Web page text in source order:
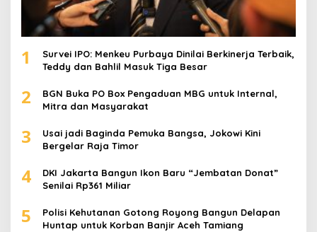
1
Survei IPO: Menkeu Purbaya Dinilai Berkinerja Terbaik,
Teddy dan Bahlil Masuk Tiga Besar
2
BGN Buka PO Box Pengaduan MBG untuk Internal,
Mitra dan Masyarakat
3
Usai jadi Baginda Pemuka Bangsa, Jokowi Kini
Bergelar Raja Timor
4
DKI Jakarta Bangun Ikon Baru “Jembatan Donat”
Senilai Rp361 Miliar
5
Polisi Kehutanan Gotong Royong Bangun Delapan
Huntap untuk Korban Banjir Aceh Tamiang